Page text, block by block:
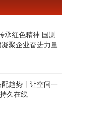
承红色精神 国测
聚企业奋进力量
趋势丨让空间一
久在线